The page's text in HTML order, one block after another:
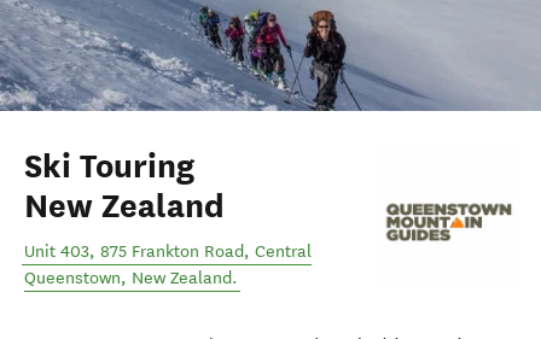
Ski Touring
New Zealand
Unit 403, 875 Frankton Road, Central
Queenstown, New Zealand.